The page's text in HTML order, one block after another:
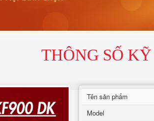
THÔNG SỐ
Tên sản phẩm
Model